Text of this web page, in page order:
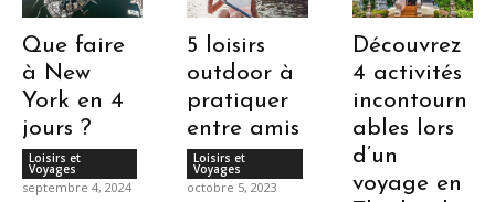
Que faire
à New
York en 4
jours ?
Loisirs et
Voyages
septembre 4, 2024
5 loisirs
outdoor à
pratiquer
entre amis
Loisirs et
Voyages
octobre 5, 2023
Découvrez
4 activités
incontourn
ables lors
d’un
voyage en